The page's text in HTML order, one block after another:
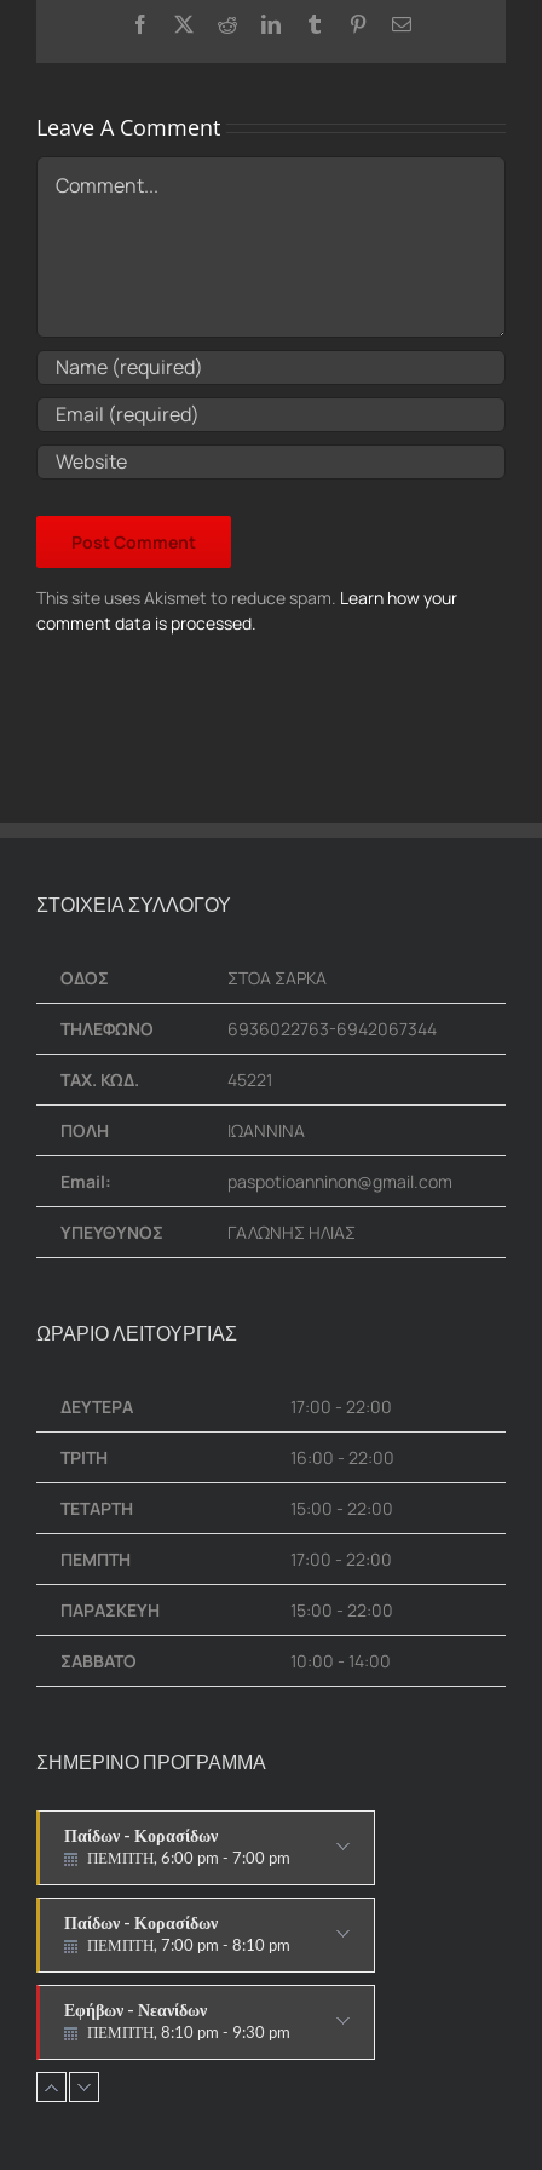
Facebook RedditLinkedInTumblr PinterestEmail
Leave A Comment
Comment
This site uses Akismet to reduce spam. Learn how your
comment data is processed.
ΣΤΟΙΧΕΙΑ ΣΥΛΛΟΓΟΥ
ΟΔΟΣ ΣΤΟΑ ΣΑΡΚΑ
ΤΗΛΕΦΩΝΟ 6936022763-6942067344
ΤΑΧ. ΚΩΔ. 45221
ΠΟΛΗ ΙΩΑΝΝΙΝΑ
Email: paspotioanninon@gmail.com
ΥΠΕΥΘΥΝΟΣ ΓΑΛΩΝΗΣ ΗΛΙΑΣ
ΩΡΑΡΙΟ ΛΕΙΤΟΥΡΓΙΑΣ
ΔΕΥΤΕΡΑ 17:00 - 22:00
ΤΡΙΤΗ 16:00 - 22:00
ΤΕΤΑΡΤΗ 15:00 - 22:00
ΠΕΜΠΤΗ 17:00 - 22:00
ΠΑΡΑΣΚΕΥΗ 15:00 - 22:00
ΣΑΒΒΑΤΟ 10:00 - 14:00
ΣΗΜΕΡΙΝΟ ΠΡΟΓΡΑΜΜΑ
Παίδων - Κορασίδων
ΠΕΜΠΤΗ, 6:00 pm - 7:00 pm
Παίδων - Κορασίδων
ΠΕΜΠΤΗ, 7:00 pm - 8:10 pm
Εφήβων - Νεανίδων
ΠΕΜΠΤΗ, 8:10 pm - 9:30 pm
ΑΥΤΟΑΜΥΝΑ
Ανδρών - Γυναικών